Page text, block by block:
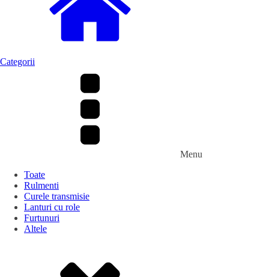
Categorii
Menu
Toate
Rulmenti
Curele transmisie
Lanturi cu role
Furtunuri
Altele